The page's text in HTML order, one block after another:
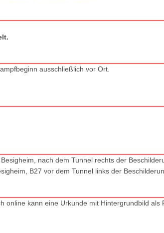
ausschließlich vor Ort.
nach dem Tunnel rechts der
B27 vor dem Tunnel links der
online kann eine Urkunde mit Hintergrundbild als